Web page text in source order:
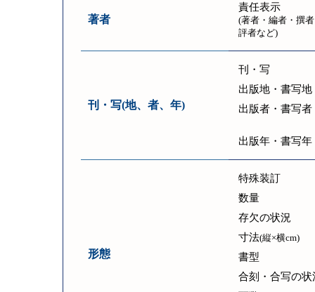
著者
責任表示
(著者・編者・撰
評者など)
刊・写(地、者、年)
刊・写
出版地・書写地
出版者・書写者
出版年・書写年
形態
特殊装訂
数量
存欠の状況
寸法(縦×横cm)
書型
合刻・合写の状